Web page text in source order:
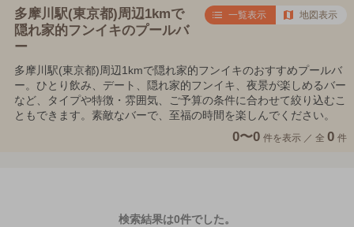
多摩川駅(東京都)周辺1kmで
隠れ家的フンイキのプールバ
ー
一覧表示 地図表示
多摩川駅(東京都)周辺1kmで隠れ家的フンイキのおすすめプールバ
ー。ひとり飲み、デート、隠れ家的フンイキ、夜景が楽しめるバー
など、タイプや特徴・雰囲気、ご予算の条件に合わせて絞り込むこ
ともできます。素敵なバーで、至福の時間を楽しんでください。
0〜0 件を表示 ／ 全 0 件
検索結果は0件でした。